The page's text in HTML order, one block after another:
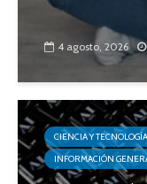
4 agosto, 2026
CIENCIA Y TECNOLOGÍA
INFORMACIÓN